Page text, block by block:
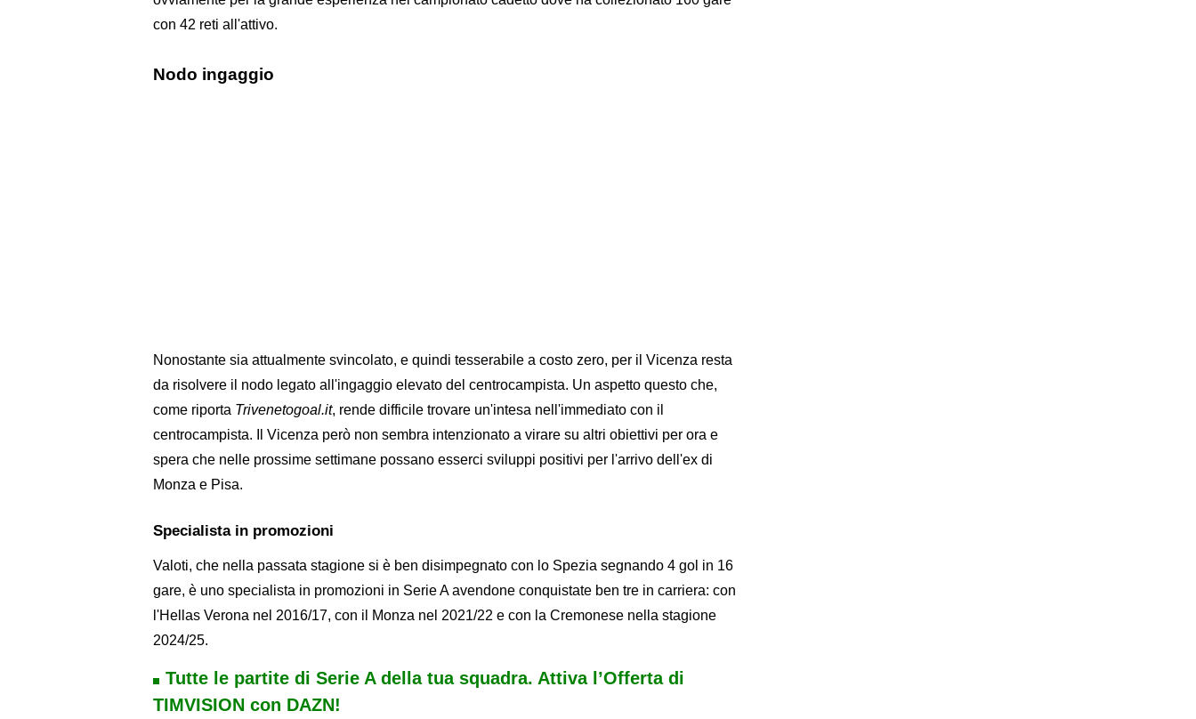
con 42 reti all'attivo.
Nodo ingaggio
Nonostante sia attualmente svincolato, e quindi tesserabile a costo zero, per il Vicenza resta
da risolvere il nodo legato all'ingaggio elevato del centrocampista. Un aspetto questo che,
come riporta Trivenetogoal.it, rende difficile trovare un'intesa nell'immediato con il
centrocampista. Il Vicenza però non sembra intenzionato a virare su altri obiettivi per ora e
spera che nelle prossime settimane possano esserci sviluppi positivi per l'arrivo dell'ex di
Monza e Pisa.
Specialista in promozioni
Valoti, che nella passata stagione si è ben disimpegnato con lo Spezia segnando 4 gol in 16
gare, è uno specialista in promozioni in Serie A avendone conquistate ben tre in carriera: con
l'Hellas Verona nel 2016/17, con il Monza nel 2021/22 e con la Cremonese nella stagione
2024/25.
Tutte le partite di Serie A della tua squadra. Attiva l’Offerta di
TIMVISION con DAZN!